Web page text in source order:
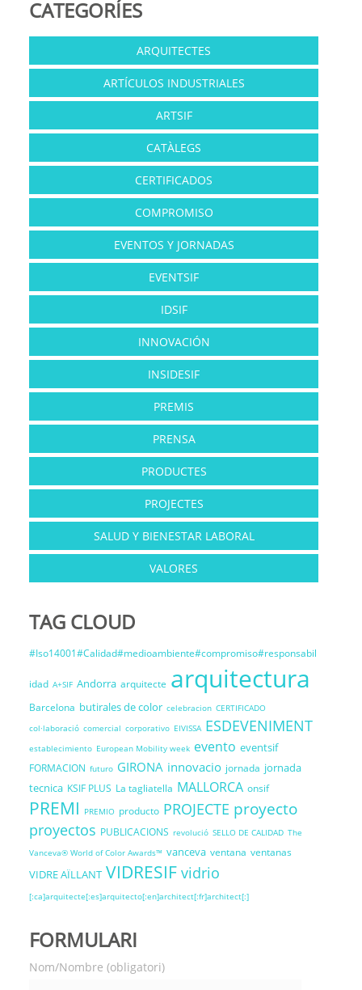
CATEGORÍES
ARQUITECTES
ARTÍCULOS INDUSTRIALES
ARTSIF
CATÀLEGS
CERTIFICADOS
COMPROMISO
EVENTOS Y JORNADAS
EVENTSIF
IDSIF
INNOVACIÓN
INSIDESIF
PREMIS
PRENSA
PRODUCTES
PROJECTES
SALUD Y BIENESTAR LABORAL
VALORES
TAG CLOUD
#Iso14001#Calidad#medioambiente#compromiso#responsabil
idad A+SIF Andorra arquitecte arquitectura
Barcelona butirales de color celebracion CERTIFICADO
col·laboració comercial corporativo EIVISSA ESDEVENIMENT
establecimiento European Mobility week evento eventsif
FORMACION futuro GIRONA innovacio jornada jornada
tecnica KSIF PLUS La tagliatella MALLORCA onsif
PREMI PREMIO producto PROJECTE proyecto
proyectos PUBLICACIONS revolució SELLO DE CALIDAD The
Vanceva® World of Color Awards™ vanceva ventana ventanas
VIDRE AÏLLANT VIDRESIF vidrio
[:ca]arquitecte[:es]arquitecto[:en]architect[:fr]architect[:]
FORMULARI
Nom/Nombre (obligatori)